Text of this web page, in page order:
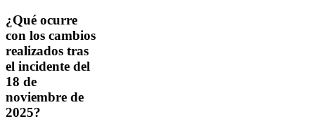
¿Qué ocurre
con los cambios
realizados tras
el incidente del
18 de
noviembre de
2025?